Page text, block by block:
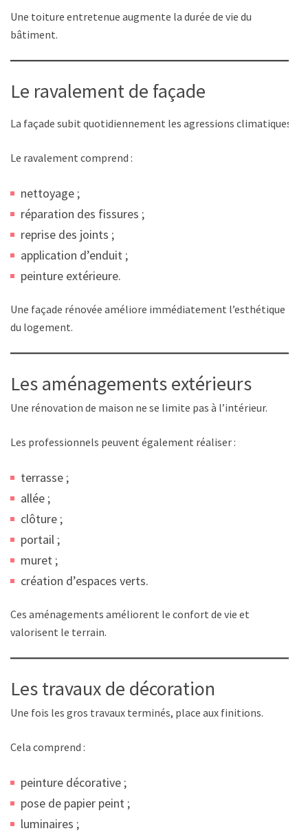
Une toiture entretenue augmente la durée de vie du
bâtiment.
Le ravalement de façade
La façade subit quotidiennement les agressions climatiques.
Le ravalement comprend :
nettoyage ;
réparation des fissures ;
reprise des joints ;
application d’enduit ;
peinture extérieure.
Une façade rénovée améliore immédiatement l’esthétique
du logement.
Les aménagements extérieurs
Une rénovation de maison ne se limite pas à l’intérieur.
Les professionnels peuvent également réaliser :
terrasse ;
allée ;
clôture ;
portail ;
muret ;
création d’espaces verts.
Ces aménagements améliorent le confort de vie et
valorisent le terrain.
Les travaux de décoration
Une fois les gros travaux terminés, place aux finitions.
Cela comprend :
peinture décorative ;
pose de papier peint ;
luminaires ;